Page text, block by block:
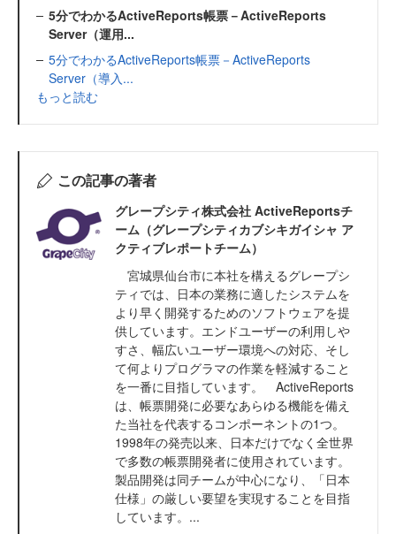
5分でわかるActiveReports帳票－ActiveReports
Server（運用...
5分でわかるActiveReports帳票－ActiveReports
Server（導入...
もっと読む
この記事の著者
グレープシティ株式会社 ActiveReportsチ
ーム（グレープシティカブシキガイシャ ア
クティブレポートチーム）
宮城県仙台市に本社を構えるグレープシ
ティでは、日本の業務に適したシステムを
より早く開発するためのソフトウェアを提
供しています。エンドユーザーの利用しや
すさ、幅広いユーザー環境への対応、そし
て何よりプログラマの作業を軽減すること
を一番に目指しています。 ActiveReports
は、帳票開発に必要なあらゆる機能を備え
た当社を代表するコンポーネントの1つ。
1998年の発売以来、日本だけでなく全世界
で多数の帳票開発者に使用されています。
製品開発は同チームが中心になり、「日本
仕様」の厳しい要望を実現することを目指
しています。...